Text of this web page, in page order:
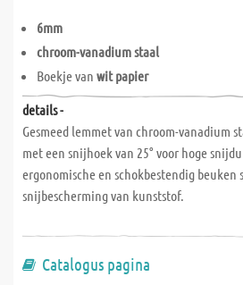
6mm
chroom-vanadium staal
Boekje van wit papier
details -
Gesmeed lemmet van chroom-vanadium
met een snijhoek van 25° voor hoge
ergonomische en schokbestendig beuken
snijbescherming van kunststof.
Catalogus pagina